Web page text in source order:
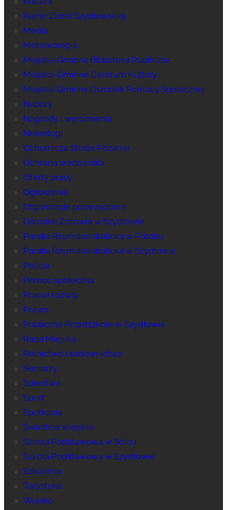
Kurier Ziemi Szydłowskiej
Media
Meteorologia
Miejsko-Gminna Biblioteka Publiczna
Miejsko-Gminne Centrum Kultury
Miejsko-Gminny Ośrodek Pomocy Społecznej
Nabory
Nagrody i wyróżnienia
Nekrologi
Ochotnicze Straże Pożarne
Ochrona środowiska
Oferty pracy
Ogłoszenia
Organizacje pozarządowe
Ośrodek Zdrowia w Szydłowie
Parafia Rzymskokatolicka w Potoku
Parafia Rzymskokatolicka w Szydłowie
Policja
Pomoc społeczna
Praca i rozwój
Prawo
Publiczne Przedszkole w Szydłowie
Rada Miejska
Rolnictwo i sadownictwo
Seniorzy
Sołectwa
Sport
Spotkania
Świetlice wiejskie
Szkoła Podstawowa w Solcu
Szkoła Podstawowa w Szydłowie
Szkolenia
Turystyka
Wojsko